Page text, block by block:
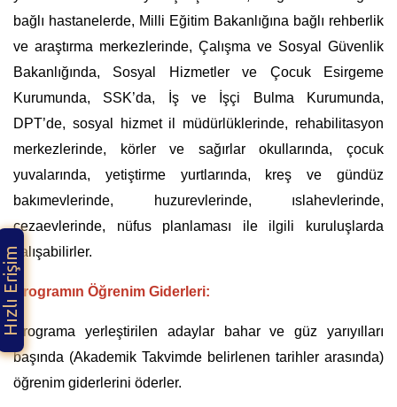
bağlı hastanelerde, Milli Eğitim Bakanlığına bağlı rehberlik
ve araştırma merkezlerinde, Çalışma ve Sosyal Güvenlik
Bakanlığında, Sosyal Hizmetler ve Çocuk Esirgeme
Kurumunda, SSK’da, İş ve İşçi Bulma Kurumunda,
DPT’de, sosyal hizmet il müdürlüklerinde, rehabilitasyon
merkezlerinde, körler ve sağırlar okullarında, çocuk
yuvalarında, yetiştirme yurtlarında, kreş ve gündüz
bakımevlerinde, huzurevlerinde, ıslahevlerinde,
cezaevlerinde, nüfus planlaması ile ilgili kuruluşlarda
çalışabilirler.
Programın Öğrenim Giderleri:
Programa yerleştirilen adaylar bahar ve güz yarıyılları
başında (Akademik Takvimde belirlenen tarihler arasında)
öğrenim giderlerini öderler.
Hızlı Erişim